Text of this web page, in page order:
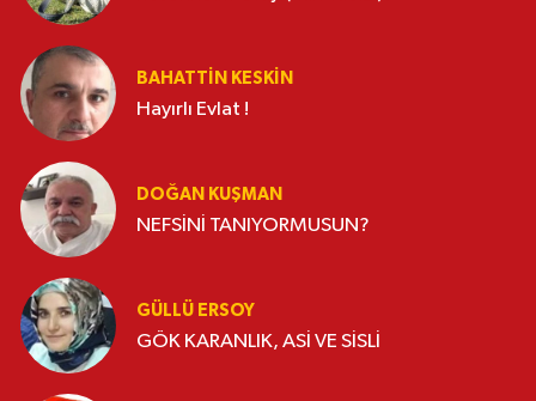
BAHATTIN KESKİN
Hayırlı Evlat !
DOĞAN KUŞMAN
NEFSİNİ TANIYORMUSUN?
GÜLLÜ ERSOY
GÖK KARANLIK, ASİ VE SİSLİ